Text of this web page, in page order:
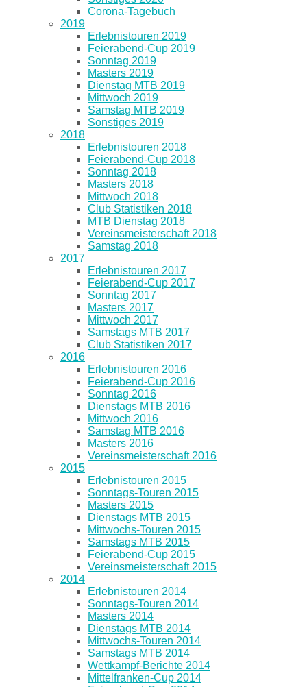
Corona-Tagebuch
2019
Erlebnistouren 2019
Feierabend-Cup 2019
Sonntag 2019
Masters 2019
Dienstag MTB 2019
Mittwoch 2019
Samstag MTB 2019
Sonstiges 2019
2018
Erlebnistouren 2018
Feierabend-Cup 2018
Sonntag 2018
Masters 2018
Mittwoch 2018
Club Statistiken 2018
MTB Dienstag 2018
Vereinsmeisterschaft 2018
Samstag 2018
2017
Erlebnistouren 2017
Feierabend-Cup 2017
Sonntag 2017
Masters 2017
Mittwoch 2017
Samstags MTB 2017
Club Statistiken 2017
2016
Erlebnistouren 2016
Feierabend-Cup 2016
Sonntag 2016
Dienstags MTB 2016
Mittwoch 2016
Samstag MTB 2016
Masters 2016
Vereinsmeisterschaft 2016
2015
Erlebnistouren 2015
Sonntags-Touren 2015
Masters 2015
Dienstags MTB 2015
Mittwochs-Touren 2015
Samstags MTB 2015
Feierabend-Cup 2015
Vereinsmeisterschaft 2015
2014
Erlebnistouren 2014
Sonntags-Touren 2014
Masters 2014
Dienstags MTB 2014
Mittwochs-Touren 2014
Samstags MTB 2014
Wettkampf-Berichte 2014
Mittelfranken-Cup 2014